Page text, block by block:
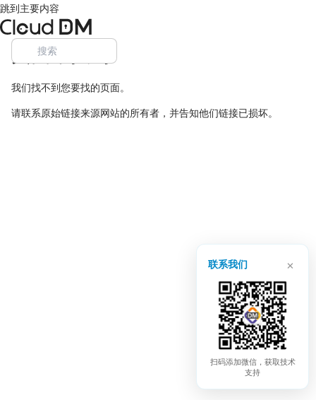
跳到主要内容
页面未找到
我们找不到您要找的页面。
请联系原始链接来源网站的所有者，并告知他们链接已损坏。
联系我们 ×
扫码添加微信，获取技术
支持